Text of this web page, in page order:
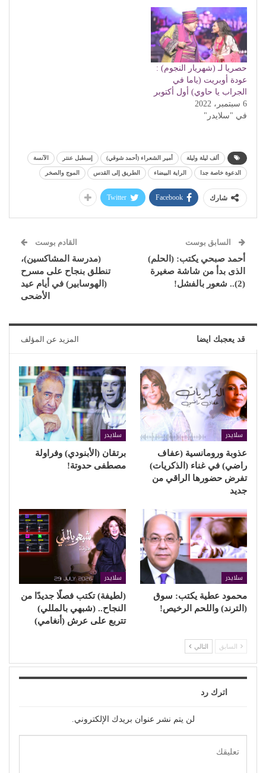
حصريا لـ (شهريار النجوم) :
عودة أوبريت (ياما في
الجراب يا حاوي) أول أكتوبر
6 سبتمبر، 2022
في "سلايدر"
ألف ليلة وليلة أمير الشعراء (أحمد شوقي) إسطبل عنتر الآنسة
الدعوة خاصة جدا الراية البيضاء الطريق إلى القدس الموج والصخر
شارك Facebook
Twitter
السابق بوست
أحمد صبحي يكتب: (الحلم)
الذى بدأ من شاشة صغيرة
(2).. شعور بالفشل!
القادم بوست
(مدرسة المشاكسين)،
تنطلق بنجاح على مسرح
(الهوسابير) في أيام عيد
الأضحى
قد يعجبك ايضا المزيد عن المؤلف
سلايدر
عذوبة ورومانسية (عفاف
راضي) في غناء (الذكريات)
تفرض حضورها الراقي من
جديد
سلايدر
برتقان (الأبنودي) وفراولة
مصطفى حدوتة!
سلايدر
محمود عطية يكتب: سوق
(الترند) واللحم الرخيص!
سلايدر
(لطيفة) تكتب فصلًا جديدًا من
النجاح.. (شبهي بالمللي)
تتربع على عرش (أنغامي)
السابق التالي
اترك رد
لن يتم نشر عنوان بريدك الإلكتروني.